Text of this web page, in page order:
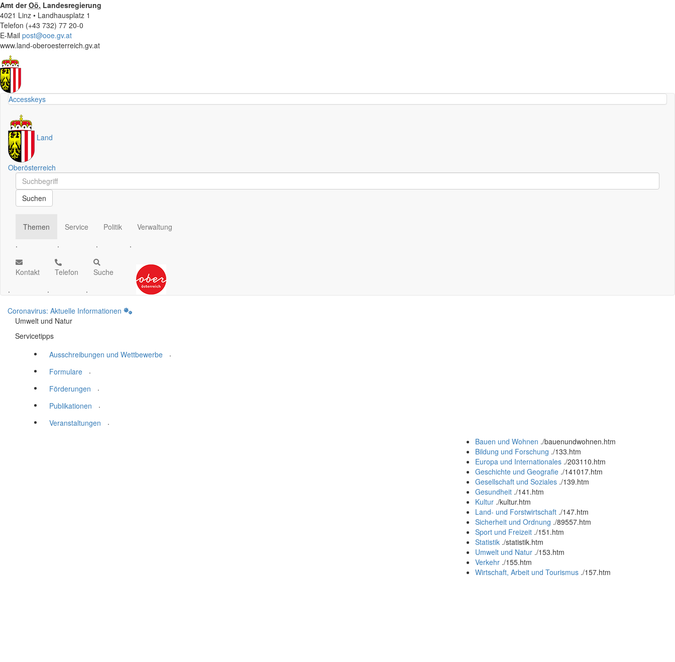
Amt derOö. Landesregierung
4021 Linz • Landhausplatz 1
Telefon (+43 732) 77 20-0
E-Mail post@ooe.gv.at
www.land-oberoesterreich.gv.at
Accesskeys
Land
Oberösterreich
Schnellsuche
Schnellsuche
Suchen
Themen
.
Service
.
Politik
.
Verwaltung
.
Kontakt
.
Telefon
.
Suche
.
Coronavirus: Aktuelle Informationen
Umwelt und Natur
Servicetipps
Ausschreibungen und Wettbewerbe
.
Formulare
.
Förderungen
.
Publikationen
.
Veranstaltungen
.
Bauen und Wohnen ./bauenundwohnen.htm
Bildung und Forschung ./133.htm
Europa und Internationales ./203110.htm
Geschichte und Geografie ./141017.htm
Gesellschaft und Soziales ./139.htm
Gesundheit ./141.htm
Kultur ./kultur.htm
Land- und Forstwirtschaft ./147.htm
Sicherheit und Ordnung ./89557.htm
Sport und Freizeit ./151.htm
Statistik ./statistik.htm
Umwelt und Natur ./153.htm
Verkehr ./155.htm
Wirtschaft, Arbeit und Tourismus ./157.htm